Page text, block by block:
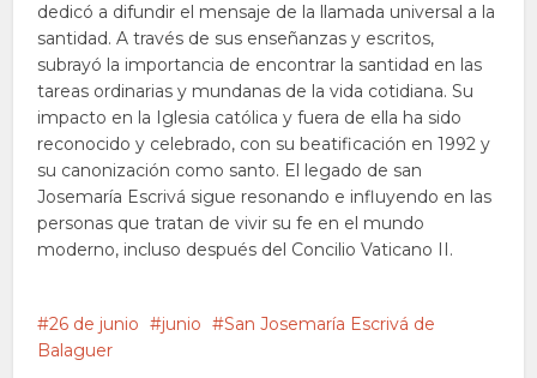
dedicó a difundir el mensaje de la llamada universal a la
santidad. A través de sus enseñanzas y escritos,
subrayó la importancia de encontrar la santidad en las
tareas ordinarias y mundanas de la vida cotidiana. Su
impacto en la Iglesia católica y fuera de ella ha sido
reconocido y celebrado, con su beatificación en 1992 y
su canonización como santo. El legado de san
Josemaría Escrivá sigue resonando e influyendo en las
personas que tratan de vivir su fe en el mundo
moderno, incluso después del Concilio Vaticano II.
26 de junio junio
San Josemaría Escrivá de
Balaguer